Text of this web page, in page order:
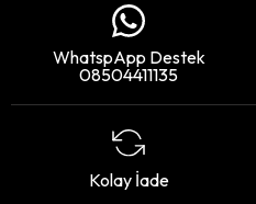
WhatspApp Destek
08504411135
Kolay İade